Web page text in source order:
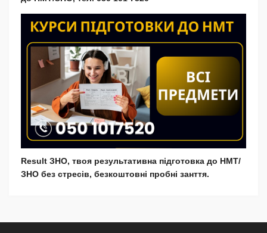
Result ЗНО, твоя результативна підготовка до НМТ/
ЗНО без стресів, безкоштовні пробні занття.